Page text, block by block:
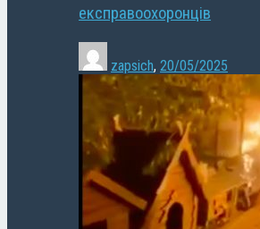
експравоохоронців
zapsich, 20/05/2025